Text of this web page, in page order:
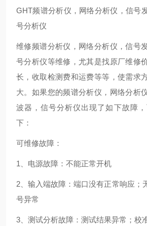
GHT频谱分析仪，网络分析仪，信号
号分析仪
维修频谱分析仪，网络分析仪，信号
号分析仪等维修，尤其是找原厂维修
长，收取检测费和运费等等，使需求
大。如果您的频谱分析仪，网络分析
波器，信号分析仪出现了如下故障
下：
可维修故障：
1、电源故障：不能正常开机
2、输入端故障：端口没有正常响应；
号异常
3、测试分析故障：测试结果异常；校